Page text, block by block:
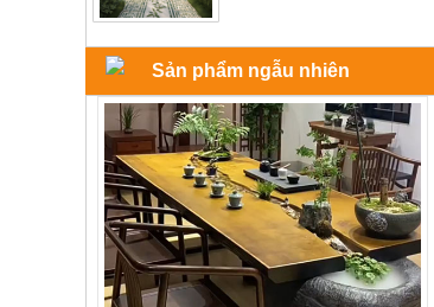
Sản phẩm ngẫu nhiên